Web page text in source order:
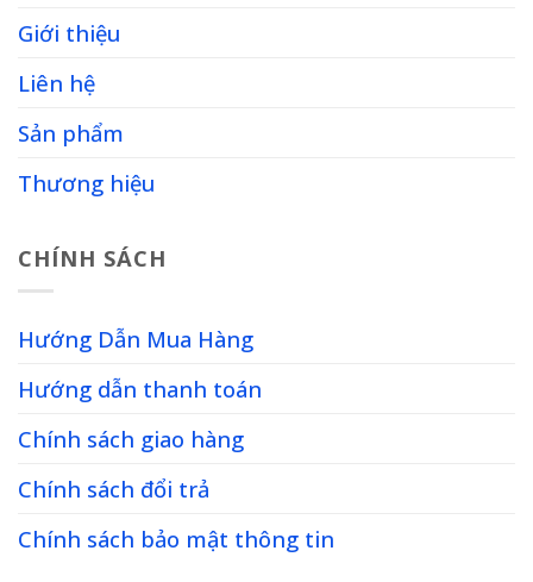
Giới thiệu
Liên hệ
Sản phẩm
Thương hiệu
CHÍNH SÁCH
Hướng Dẫn Mua Hàng
Hướng dẫn thanh toán
Chính sách giao hàng
Chính sách đổi trả
Chính sách bảo mật thông tin